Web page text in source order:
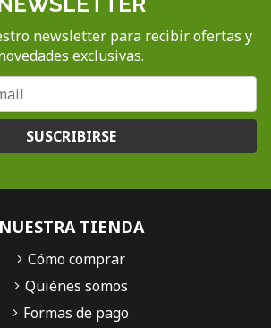
newsletter para recibir ofertas y
exclusivas.
SUSCRIBIRSE
NUESTRA TIENDA
Cómo comprar
Quiénes somos
Formas de pago